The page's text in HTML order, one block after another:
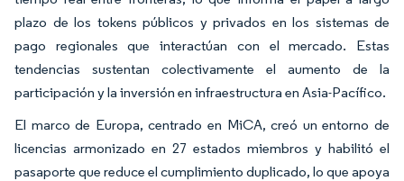
plazo de los tokens públicos y privados en los sistemas de
pago regionales que interactúan con el mercado. Estas
tendencias sustentan colectivamente el aumento de la
participación y la inversión en infraestructura en Asia-Pacífico.
El marco de Europa, centrado en MiCA, creó un entorno de
licencias armonizado en 27 estados miembros y habilitó el
pasaporte que reduce el cumplimiento duplicado, lo que apoya